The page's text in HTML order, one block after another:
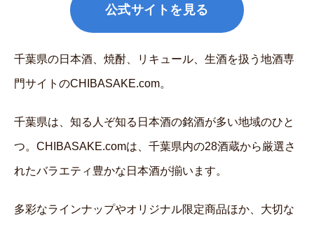
公式サイトを見る
千葉県の日本酒、焼酎、リキュール、生酒を扱う地酒専
門サイトのCHIBASAKE.com。
千葉県は、知る人ぞ知る日本酒の銘酒が多い地域のひと
つ。CHIBASAKE.comは、千葉県内の28酒蔵から厳選さ
れたバラエティ豊かな日本酒が揃います。
多彩なラインナップやオリジナル限定商品ほか、大切な